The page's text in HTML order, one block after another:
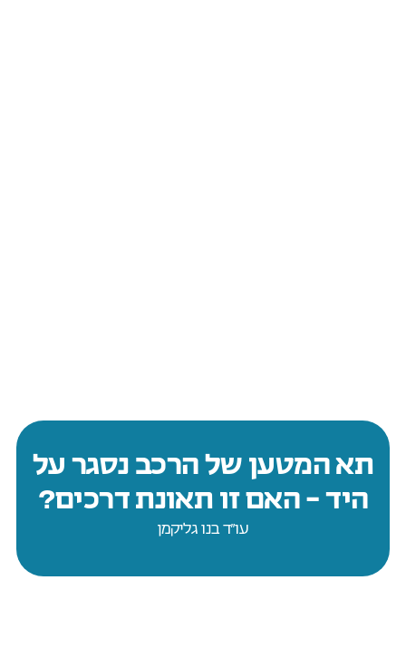
תא המטען של הרכב נסגר על
היד – האם זו תאונת דרכים?
עו״ד בנו גליקמן